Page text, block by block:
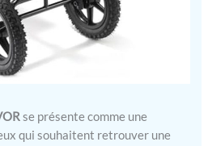
se présente comme une
qui souhaitent retrouver une